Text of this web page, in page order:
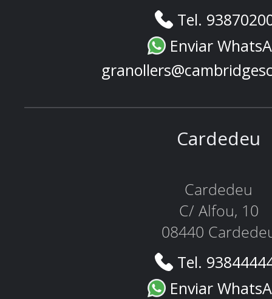
Tel.
Enviar
Cardedeu
Cardedeu
C/ Alfou, 10
08440
Tel.
Enviar